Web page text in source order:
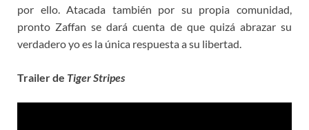
por ello. Atacada también por su propia comunidad,
pronto Zaffan se dará cuenta de que quizá abrazar su
verdadero yo es la única respuesta a su libertad.
Trailer de Tiger Stripes